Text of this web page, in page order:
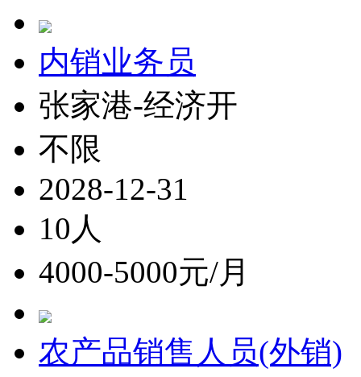
内销业务员
张家港-经济开
不限
2028-12-31
10人
4000-5000元/月
农产品销售人员(外销)